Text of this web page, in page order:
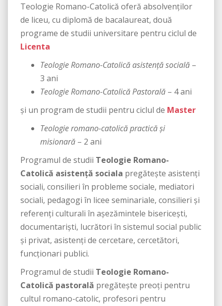
Teologie Romano-Catolică oferă absolvenților
de liceu, cu diplomă de bacalaureat, două
programe de studii universitare pentru ciclul de
Licenta
Teologie Romano-Catolică asistenţă socială –
3 ani
Teologie Romano-Catolică Pastorală – 4 ani
şi un program de studii pentru ciclul de Master
Teologie romano-catolică practică și
misionară – 2 ani
Programul de studii Teologie Romano-
Catolică asistență sociala pregătește asistenți
sociali, consilieri în probleme sociale, mediatori
sociali, pedagogi în licee seminariale, consilieri și
referenți culturali în așezămintele bisericești,
documentariști, lucrători în sistemul social public
și privat, asistenți de cercetare, cercetători,
funcționari publici.
Programul de studii Teologie Romano-
Catolică pastorală pregătește preoți pentru
cultul romano-catolic, profesori pentru